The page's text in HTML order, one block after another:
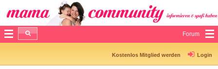
Forum
Kostenlos Mitglied werden Login